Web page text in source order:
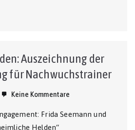
Auszeichnung der
für Nachwuchstrainer
Keine Kommentare
Frida Seemann und
Helden“